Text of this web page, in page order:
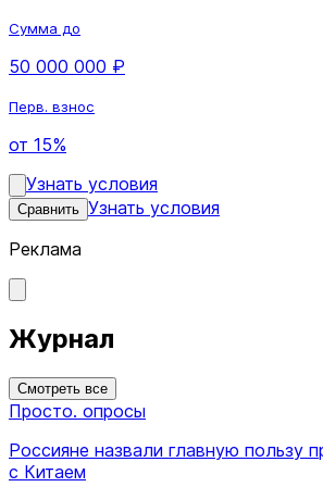
Сумма до
50 000 000 ₽
Перв. взнос
от 15%
Узнать условия
Сравнить Узнать условия
Реклама
Журнал
Смотреть все
Просто. опросы
Россияне назвали главную пользу
с Китаем